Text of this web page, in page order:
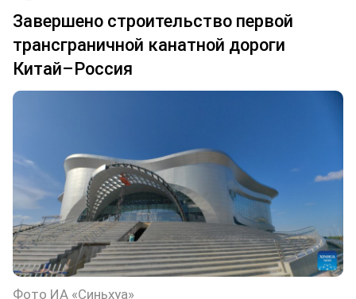
Завершено строительство первой
трансграничной канатной дороги
Китай–Россия
Фото ИА «Синьхуа»